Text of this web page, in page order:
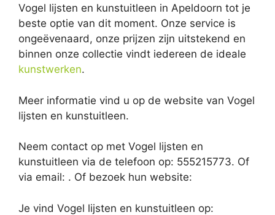
Vogel lijsten en kunstuitleen in Apeldoorn tot je
beste optie van dit moment. Onze service is
ongeëvenaard, onze prijzen zijn uitstekend en
binnen onze collectie vindt iedereen de ideale
kunstwerken.
Meer informatie vind u op de website van Vogel
lijsten en kunstuitleen.
Neem contact op met Vogel lijsten en
kunstuitleen via de telefoon op: 555215773. Of
via email: . Of bezoek hun website:
Je vind Vogel lijsten en kunstuitleen op: